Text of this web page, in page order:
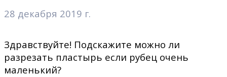
28 декабря 2019 г.
Здравствуйте! Подскажите можно ли
разрезать пластырь если рубец очень
маленький?